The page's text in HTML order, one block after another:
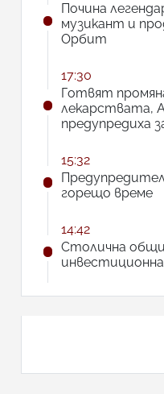
Почина
музикант и
Орбит
17:30
Готвят
лекарствата,
предупредиха
15:32
горещо време
14:42
Столична